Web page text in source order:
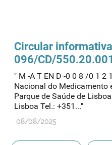
Circular
096/CD/
" M -A T EN D -0 0 8 /0 1 2
Nacional do Medicamento
Parque de Saúde de
Lisboa Tel.: +351..."
08/08/2025